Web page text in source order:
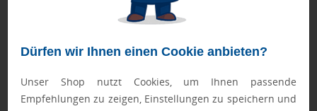
Dürfen wir Ihnen einen Cookie anbieten?
Unser Shop nutzt Cookies, um Ihnen passende
Empfehlungen zu zeigen, Einstellungen zu speichern und
werden. Alle Geschmacksrichtungen der
Water Gallon und Apfelspritzer für einen gestillten Durst